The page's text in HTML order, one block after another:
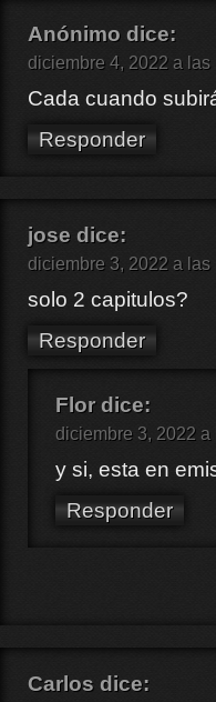
Anónimo dice:
diciembre 4, 2022 a las
Cada cuando
Responder
jose dice:
diciembre 3, 2022 a las
solo 2 capitulos?
Responder
Flor dice:
diciembre 3, 2022 a
y si, esta en
Responder
Carlos dice: